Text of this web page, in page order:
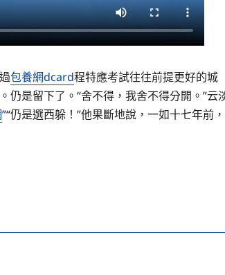
包養網dcard程特應考試往往前提更好的城
是留下了。“舍不得，我舍不得分開。”云
”“仍是選西躲！”他果斷地說，一如十七年前，